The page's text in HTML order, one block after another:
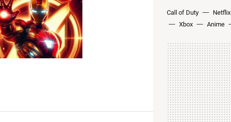
Call of Duty Netflix
Xbox
Anime